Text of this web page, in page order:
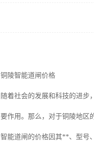
铜陵智能道闸价格
随着社会的发展和科技的进步
要作用。那么，对于铜陵地区
智能道闸的价格因其**、型号